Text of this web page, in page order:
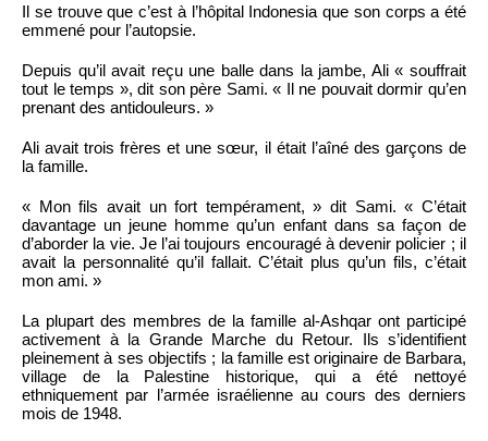
Il se trouve que c’est à l’hôpital Indonesia que son corps a été
emmené pour l’autopsie.
Depuis qu’il avait reçu une balle dans la jambe, Ali « souffrait
tout le temps », dit son père Sami. « Il ne pouvait dormir qu’en
prenant des antidouleurs. »
Ali avait trois frères et une sœur, il était l’aîné des garçons de
la famille.
« Mon fils avait un fort tempérament, » dit Sami. « C’était
davantage un jeune homme qu’un enfant dans sa façon de
d’aborder la vie. Je l’ai toujours encouragé à devenir policier ; il
avait la personnalité qu’il fallait. C’était plus qu’un fils, c’était
mon ami. »
La plupart des membres de la famille al-Ashqar ont participé
activement à la Grande Marche du Retour. Ils s’identifient
pleinement à ses objectifs ; la famille est originaire de Barbara,
village de la Palestine historique, qui a été nettoyé
ethniquement par l’armée israélienne au cours des derniers
mois de 1948.